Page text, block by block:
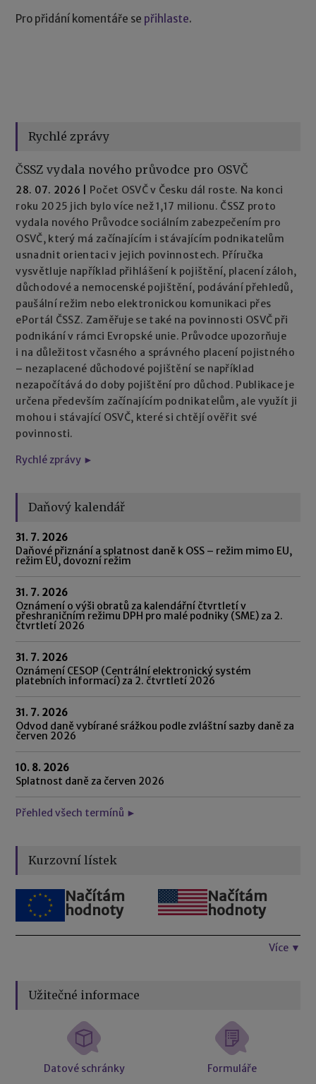
Pro přidání komentáře se přihlaste.
Rychlé zprávy
ČSSZ vydala nového průvodce pro OSVČ
28. 07. 2026
Počet OSVČ v Česku dál roste. Na konci
roku 2025 jich bylo více než 1,17 milionu. ČSSZ proto
vydala nového Průvodce sociálním zabezpečením pro
OSVČ, který má začínajícím i stávajícím podnikatelům
usnadnit orientaci v jejich povinnostech. Příručka
vysvětluje například přihlášení k pojištění, placení záloh,
důchodové a nemocenské pojištění, podávání přehledů,
paušální režim nebo elektronickou komunikaci přes
ePortál ČSSZ. Zaměřuje se také na povinnosti OSVČ při
podnikání v rámci Evropské unie. Průvodce upozorňuje
i na důležitost včasného a správného placení pojistného
– nezaplacené důchodové pojištění se například
nezapočítává do doby pojištění pro důchod. Publikace je
určena především začínajícím podnikatelům, ale využít ji
mohou i stávající OSVČ, které si chtějí ověřit své
povinnosti.
Rychlé zprávy ►
Daňový kalendář
31. 7. 2026
Daňové přiznání a splatnost daně k OSS – režim mimo EU,
režim EU, dovozní režim
31. 7. 2026
Oznámení o výši obratů za kalendářní čtvrtletí v
přeshraničním režimu DPH pro malé podniky (SME) za 2.
čtvrtletí 2026
31. 7. 2026
Oznámení CESOP (Centrální elektronický systém
platebních informací) za 2. čtvrtletí 2026
31. 7. 2026
Odvod daně vybírané srážkou podle zvláštní sazby daně za
červen 2026
10. 8. 2026
Splatnost daně za červen 2026
Přehled všech termínů ►
Kurzovní lístek
Načítám
hodnoty
Načítám
hodnoty
Více ▼
Užitečné informace
Datové schránky Formuláře